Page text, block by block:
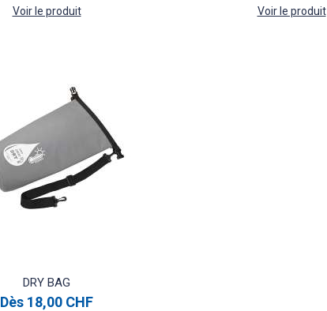
Voir le produit Voir le produit
DRY BAG
Dès 18,00 CHF